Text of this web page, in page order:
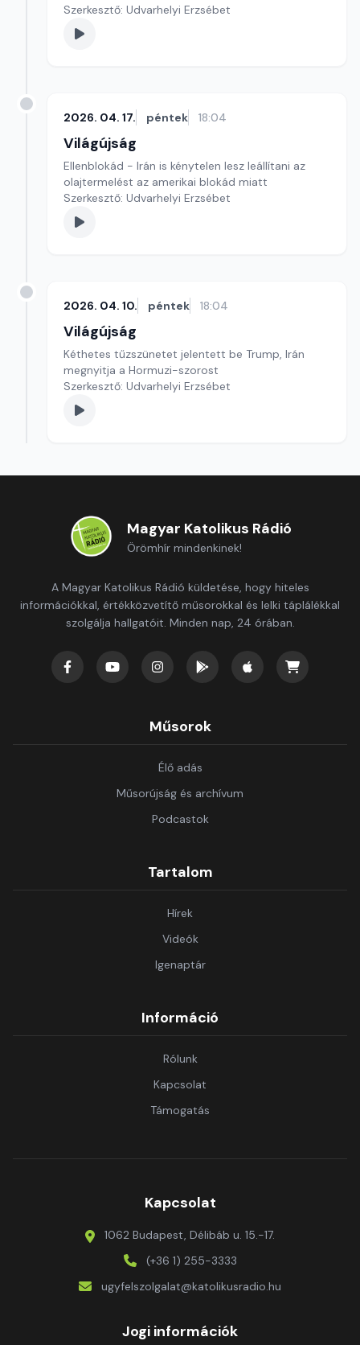
Szerkesztő: Udvarhelyi Erzsébet
2026. 04. 17. péntek 18:04
Világújság
Ellenblokád - Irán is kénytelen lesz leállítani az
olajtermelést az amerikai blokád miatt
Szerkesztő: Udvarhelyi Erzsébet
2026. 04. 10. péntek 18:04
Világújság
Kéthetes tűzszünetet jelentett be Trump, Irán
megnyitja a Hormuzi-szorost
Szerkesztő: Udvarhelyi Erzsébet
Magyar Katolikus Rádió
Örömhír mindenkinek!
A Magyar Katolikus Rádió küldetése, hogy hiteles
információkkal, értékközvetítő műsorokkal és lelki táplálékkal
szolgálja hallgatóit. Minden nap, 24 órában.
Műsorok
Élő adás
Műsorújság és archívum
Podcastok
Tartalom
Hírek
Videók
Igenaptár
Információ
Rólunk
Kapcsolat
Támogatás
Kapcsolat
1062 Budapest, Délibáb u. 15.-17.
(+36 1) 255-3333
ugyfelszolgalat@katolikusradio.hu
Jogi információk